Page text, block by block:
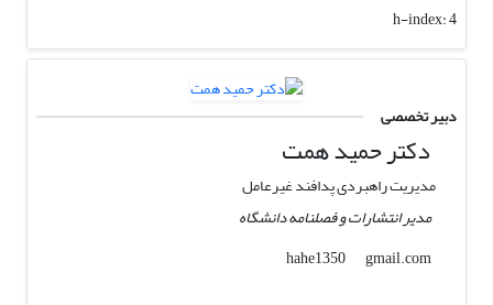
h-index:4
دبیر تخصصی
دکتر حمید همت
مدیریت راهبردی پدافند غیرعامل
مدیر انتشارات و فصلنامه دانشگاه
hahe1350
gmail.com